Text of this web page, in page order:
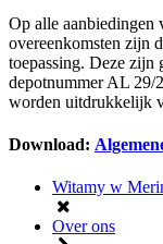
Op alle aanbiedingen
overeenkomsten zijn
toepassing. Deze zijn
depotnummer AL 29/
worden uitdrukkelijk
Download:
Witamy w
Over ons